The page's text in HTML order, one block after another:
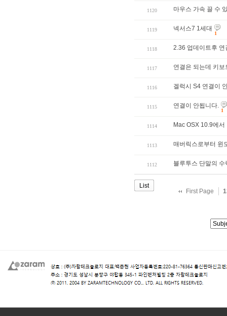
1120 마우스 가속 끌 수
1119 넥서스7 1세대
1
1118 2.36 업데이트후 연
1117 연결은 되는데 키
1116 겔럭시 S4 연결이
1115 연결이 안됩니다.
1
1114 Mac OSX 10.9에
1113 매버릭스로부터 윈
1112 블루투스 단말의
List
First Page